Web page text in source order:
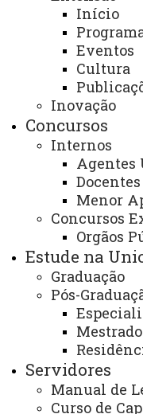
Início
Eventos
Cultura
Inovação
Concursos
Internos
Agentes
Docentes
Menor
Concursos
Orgãos
Estude na
Graduação
Pós-
Servidores
Manual de
Curso de
Pós-Graduação
E-mail:
Telefone e
7352
Página Eletrônica:
programa-de-ensino-
Endereço para
correspondência:
Rua Universitária, n°
85819-110, Bairro
Dias e horários de
Segunda a sexta, das
Sábado das 8h às 12h.
ATUALIZAÇÃO
2023
ACESSOS: 2218